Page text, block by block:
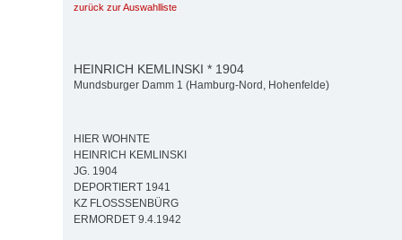
zurück zur Auswahlliste
HEINRICH KEMLINSKI * 1904
Mundsburger Damm 1 (Hamburg-Nord, Hohenfelde)
HIER WOHNTE
HEINRICH KEMLINSKI
JG. 1904
DEPORTIERT 1941
KZ FLOSSSENBÜRG
ERMORDET 9.4.1942